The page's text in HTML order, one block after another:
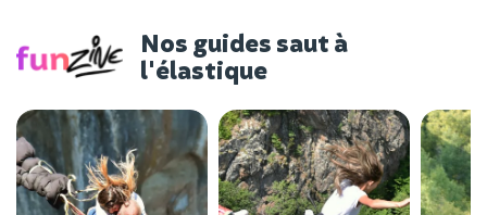
Nos guides saut à
l'élastique